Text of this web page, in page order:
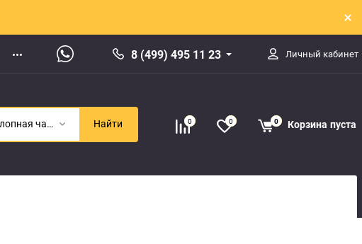
8 (499) 495 11 23 Личный кабинет
Выхлопная часть Найти 0 0 0 Корзина пуста